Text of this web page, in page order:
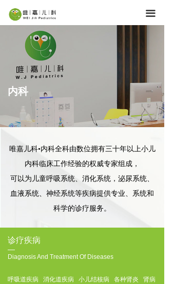
끀
首页
服务内容
医疗团队
育儿学堂
机构网点
关于唯嘉
加入我们
唯嘉儿科•内科全科由数位拥有三十年以上小儿
内科临床工作经验的权威专家组成，
可以为儿童呼吸系统、消化系统，泌尿系统、
血液系统、神经系统等疾病提供专业、系统和
科学的诊疗服务。
呼吸道疾病 消化道疾病 小儿结核病 各种肾炎 肾病
诊疗疾病
—
Diagnosis And Treatment Of Diseases
内科